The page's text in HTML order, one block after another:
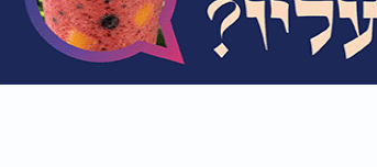
עולים, ואנחנו מקבלים את זה באהבה,
ימלא משאלות לבכם לטובה ולברכה, אמן
ניצב מאיר אליהו, קרא לציבור להישמע